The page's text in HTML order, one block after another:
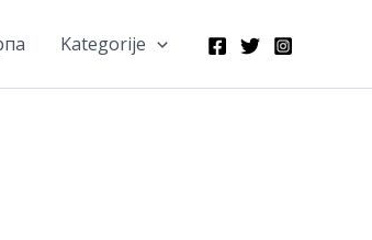
Kategorije